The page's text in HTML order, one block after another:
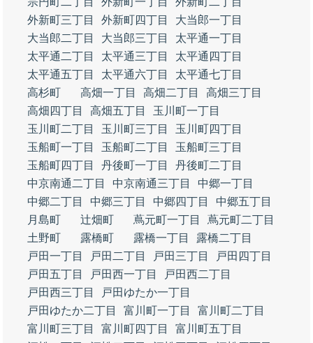
外新町三丁目
外新町四丁目
大当郎一丁目
大当郎二丁目
大当郎三丁目
太平通一丁目
太平通二丁目
太平通三丁目
太平通四丁目
太平通五丁目
太平通六丁目
太平通七丁目
高杉町
高畑一丁目 高畑二丁目
高畑三丁目
高畑四丁目
高畑五丁目
玉川町一丁目
玉川町二丁目
玉川町三丁目
玉川町四丁目
玉船町一丁目
玉船町二丁目
玉船町三丁目
玉船町四丁目
丹後町一丁目
丹後町二丁目
中京南通二丁目
中京南通三丁目
中郷一丁目
中郷二丁目
中郷三丁目 中郷四丁目
中郷五丁目
月島町
辻畑町 蔦元町一丁目
蔦元町二丁目
土野町
露橋町 露橋一丁目
露橋二丁目
戸田一丁目
戸田二丁目 戸田三丁目
戸田四丁目
戸田五丁目
戸田西一丁目
戸田西二丁目
戸田西三丁目
戸田ゆたか一丁目
戸田ゆたか二丁目
富川町一丁目
富川町二丁目
富川町三丁目
富川町四丁目
富川町五丁目